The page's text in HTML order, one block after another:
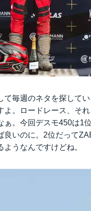
毎週のネタを探して
。ロードレース、そ
。今回デスモ450は1
いのに。2位だって
うなんですけどね。